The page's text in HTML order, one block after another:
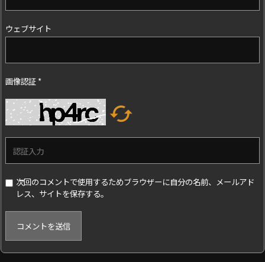
ウェブサイト
画像認証 *

次回のコメントで使用するためブラウザーに自分の名前、メールアド
レス、サイトを保存する。